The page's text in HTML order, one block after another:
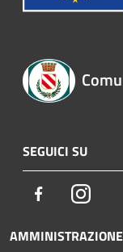
SEGUICI SU
Facebook
AMMINISTRAZIONE